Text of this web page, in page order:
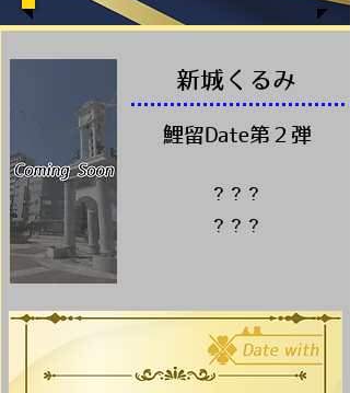
​新城くるみ
鯉留Date第２弾
？？？
？？？